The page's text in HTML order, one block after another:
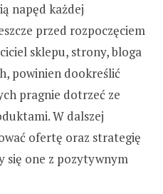
napęd każdej
przed rozpoczęciem
sklepu, strony, bloga
powinien dookreślić
pragnie dotrzeć ze
W dalszej
ofertę oraz strategię
się one z pozytywnym